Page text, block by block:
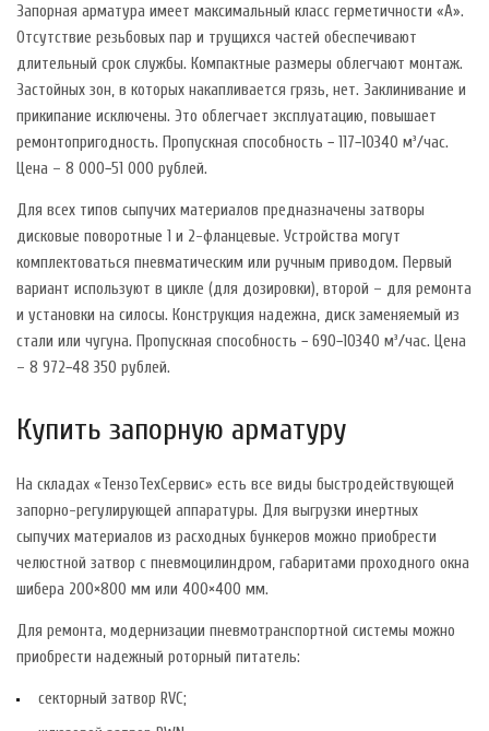
Запорная арматура имеет максимальный класс герметичности «A».
Отсутствие резьбовых пар и трущихся частей обеспечивают
длительный срок службы. Компактные размеры облегчают монтаж.
Застойных зон, в которых накапливается грязь, нет. Заклинивание и
прикипание исключены. Это облегчает эксплуатацию, повышает
ремонтопригодность. Пропускная способность − 117−10340 м³/час.
Цена – 8 000−51 000 рублей.
Для всех типов сыпучих материалов предназначены затворы
дисковые поворотные 1 и 2-фланцевые. Устройства могут
комплектоваться пневматическим или ручным приводом. Первый
вариант используют в цикле (для дозировки), второй – для ремонта
и установки на силосы. Конструкция надежна, диск заменяемый из
стали или чугуна. Пропускная способность − 690−10340 м³/час. Цена
– 8 972−48 350 рублей.
Купить запорную арматуру
На складах «ТензоТехСервис» есть все виды быстродействующей
запорно-регулирующей аппаратуры. Для выгрузки инертных
сыпучих материалов из расходных бункеров можно приобрести
челюстной затвор с пневмоцилиндром, габаритами проходного окна
шибера 200×800 мм или 400×400 мм.
Для ремонта, модернизации пневмотранспортной системы можно
приобрести надежный роторный питатель:
секторный затвор RVC;